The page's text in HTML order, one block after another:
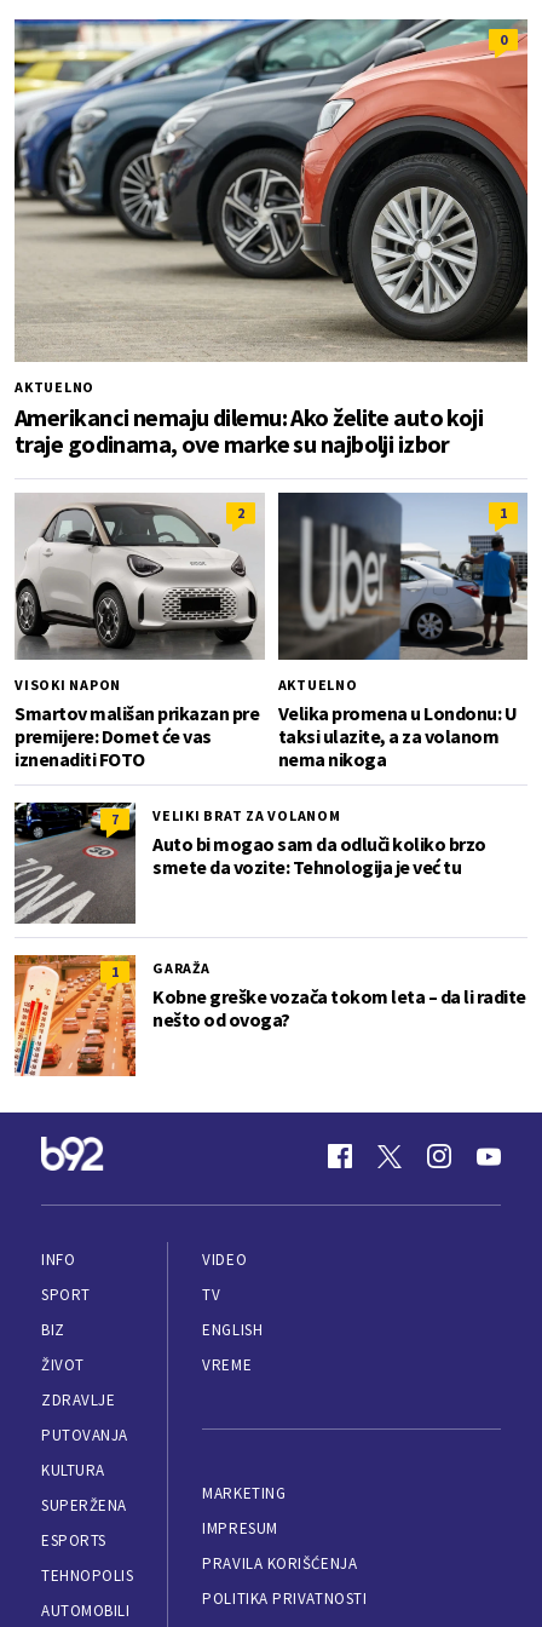
0
AKTUELNO
Amerikanci nemaju dilemu: Ako želite auto koji
traje godinama, ove marke su najbolji izbor
2
VISOKI NAPON
Smartov mališan prikazan pre
premijere: Domet će vas
iznenaditi FOTO
1
AKTUELNO
Velika promena u Londonu: U
taksi ulazite, a za volanom
nema nikoga
7 VELIKI BRAT ZA VOLANOM
Auto bi mogao sam da odluči koliko brzo
smete da vozite: Tehnologija je već tu
1 GARAŽA
Kobne greške vozača tokom leta – da li radite
nešto od ovoga?
INFO
SPORT
BIZ
ŽIVOT
ZDRAVLJE
PUTOVANJA
KULTURA
SUPERŽENA
ESPORTS
TEHNOPOLIS
AUTOMOBILI
VIDEO
TV
ENGLISH
VREME
MARKETING
IMPRESUM
PRAVILA KORIŠĆENJA
POLITIKA PRIVATNOSTI